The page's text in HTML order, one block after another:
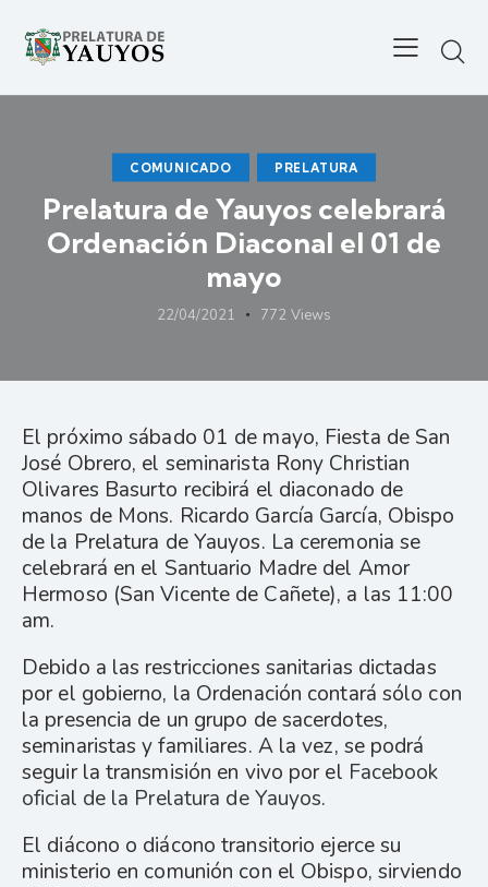
COMUNICADO PRELATURA
Prelatura de Yauyos celebrará
Ordenación Diaconal el 01 de
mayo
22/04/2021 772 Views
El próximo sábado 01 de mayo, Fiesta de San
José Obrero, el seminarista Rony Christian
Olivares Basurto recibirá el diaconado de
manos de Mons. Ricardo García García, Obispo
de la Prelatura de Yauyos. La ceremonia se
celebrará en el Santuario Madre del Amor
Hermoso (San Vicente de Cañete), a las 11:00
am.
Debido a las restricciones sanitarias dictadas
por el gobierno, la Ordenación contará sólo con
la presencia de un grupo de sacerdotes,
seminaristas y familiares. A la vez, se podrá
seguir la transmisión en vivo por el Facebook
oficial de la Prelatura de Yauyos.
El diácono o diácono transitorio ejerce su
ministerio en comunión con el Obispo, sirviendo